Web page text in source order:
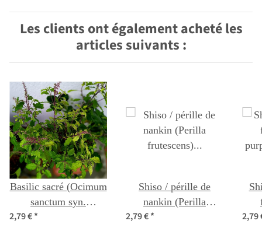
Les clients ont également acheté les
articles suivants :
Basilic sacré (Ocimum
sanctum syn.
tenuiflorum)
2,79 €*
Shiso / pérille de
nankin (Perilla
frutescens) graines
2,79 €* 2,79